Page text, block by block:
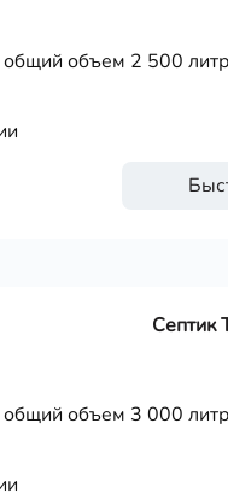
объем 2 500
Септик
объем 3 000